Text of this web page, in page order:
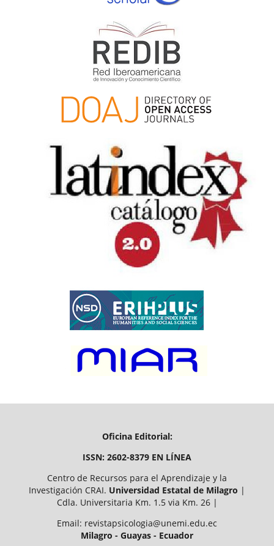
Oficina Editorial:
ISSN: 2602-8379 EN LÍNEA
Centro de Recursos para el Aprendizaje y la
Investigación CRAI. Universidad Estatal de Milagro |
Cdla. Universitaria Km. 1.5 via Km. 26 |
Email: revistapsicologia@unemi.edu.ec
Milagro - Guayas - Ecuador